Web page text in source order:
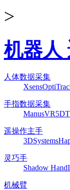
>
机器人
人体数据采集
Xsens
手指数据采集
ManusVR5DT
遥操作主手
3DSystems
灵巧手
Shadow Hand
机械臂